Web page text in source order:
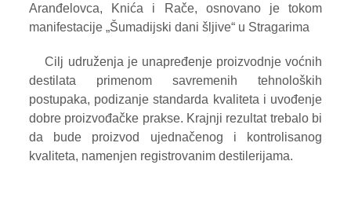
voćnih
destilata
Aranđelovca, Knića i Rače, osnovano je tokom
manifestacije „Šumadijski dani šljive“ u Stragarima
Cilj udruženja je unapređenje proizvodnje voćnih
destilata primenom savremenih tehnoloških
postupaka, podizanje standarda kvaliteta i uvođenje
dobre proizvođačke prakse. Krajnji rezultat trebalo bi
da bude proizvod ujednačenog i kontrolisanog
kvaliteta, namenjen registrovanim destilerijama.